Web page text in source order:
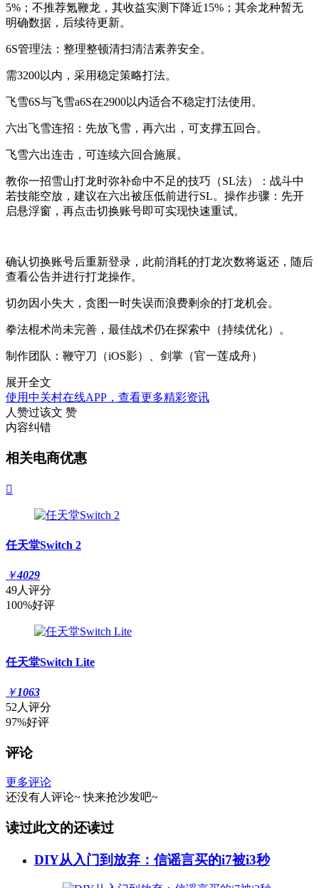
5%；不推荐氪鞭龙，其收益实测下降近15%；其余龙种暂无
明确数据，后续待更新。
6S管理法：整理整顿清扫清洁素养安全。
需3200以内，采用稳定策略打法。
飞雪6S与飞雪a6S在2900以内适合不稳定打法使用。
六出飞雪连招：先放飞雪，再六出，可支撑五回合。
飞雪六出连击，可连续六回合施展。
教你一招雪山打龙时弥补命中不足的技巧（SL法）：战斗中
若技能空放，建议在六出被压低前进行SL。操作步骤：先开
启悬浮窗，再点击切换账号即可实现快速重试。
确认切换账号后重新登录，此前消耗的打龙次数将返还，随后
查看公告并进行打龙操作。
切勿因小失大，贪图一时失误而浪费剩余的打龙机会。
拳法棍术尚未完善，最佳战术仍在探索中（持续优化）。
制作团队：鞭守刀（iOS影）、剑掌（官一莲成舟）
展开全文
使用中关村在线APP，查看更多精彩资讯
人赞过该文 赞
内容纠错
相关电商优惠

任天堂Switch 2
￥4029
49人评分
100%好评
任天堂Switch Lite
￥1063
52人评分
97%好评
评论
更多评论
还没有人评论~ 快来抢沙发吧~
读过此文的还读过
DIY从入门到放弃：信谣言买的i7被i3秒